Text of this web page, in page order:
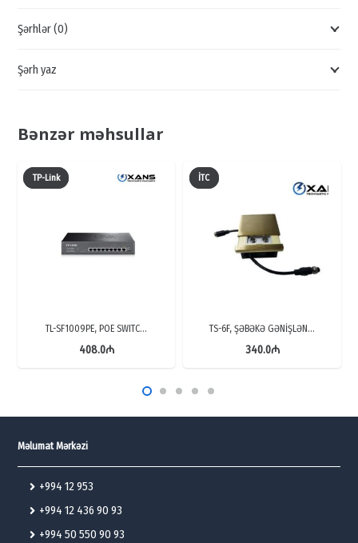
Şərhlər (0)
Şərh yaz
Bənzər məhsullar
TP-Link
TL-SF1009PE, POE SWITC…
408.0₼
İTC
TS-6F, ŞƏBƏKƏ GƏNİŞLƏN…
340.0₼
Məlumat Mərkəzi
+994 12 953
+994 12 436 90 93
+994 50 550 90 93